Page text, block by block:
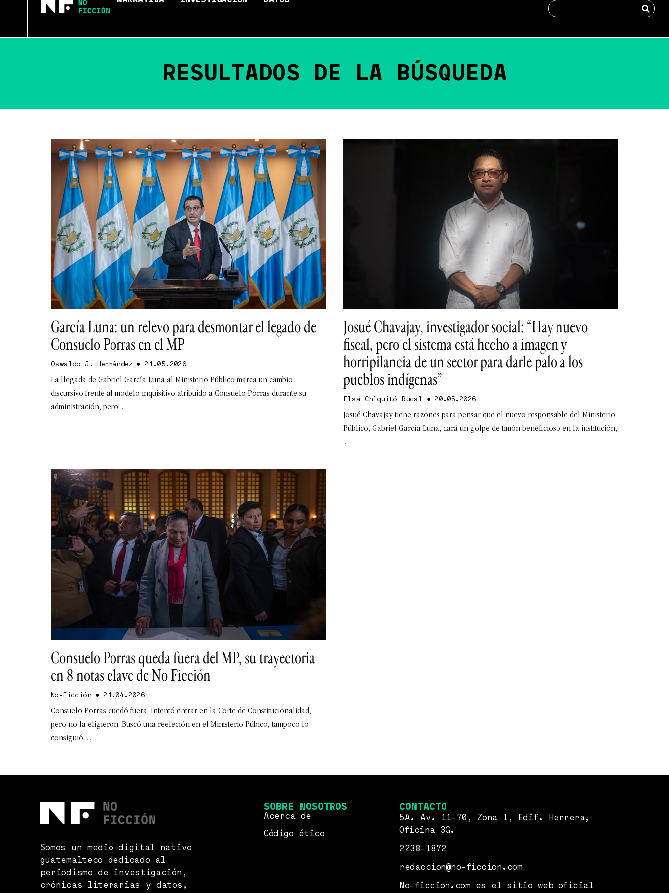
RESULTADOS DE LA BÚSQUEDA
García Luna: un relevo para desmontar el legado de
Consuelo Porras en el MP
Oswaldo J. Hernández 21.05.2026
La llegada de Gabriel García Luna al Ministerio Público marca un cambio
discursivo frente al modelo inquisitivo atribuido a Consuelo Porras durante su
administración, pero
Josué Chavajay, investigador social: “Hay nuevo
fiscal, pero el sistema está hecho a imagen y
horripilancia de un sector para darle palo a los
pueblos indígenas”
Elsa Chiquitó Rucal 20.05.2026
Josué Chavajay tiene razones para pensar que el nuevo responsable del Ministerio
Público, Gabriel García Luna, dará un golpe de timón beneficioso en la institución,
Consuelo Porras queda fuera del MP, su trayectoria
en 8 notas clave de No Ficción
No-Ficción 21.04.2026
Consuelo Porras quedó fuera. Intentó entrar en la Corte de Constitucionalidad,
pero no la eligieron. Buscó una reeleción en el Ministerio Púbico, tampoco lo
consiguió.
Somos un medio digital nativo
guatemalteco dedicado al
periodismo de investigación,
crónicas literarias y datos,
SOBRE NOSOTROS
Acerca de
Código ético
CONTACTO
5A. Av. 11-70, Zona 1, Edif. Herrera,
Oficina 3G.
2238-1872
redaccion@no-ficcion.com
No-ficcion.com es el sitio web oficial